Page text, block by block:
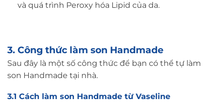
và quá trình Peroxy hóa Lipid của da.
3. Công thức làm son Handmade
Sau đây là một số công thức để bạn có thể tự làm
son Handmade tại nhà.
3.1 Cách làm son Handmade từ Vaseline